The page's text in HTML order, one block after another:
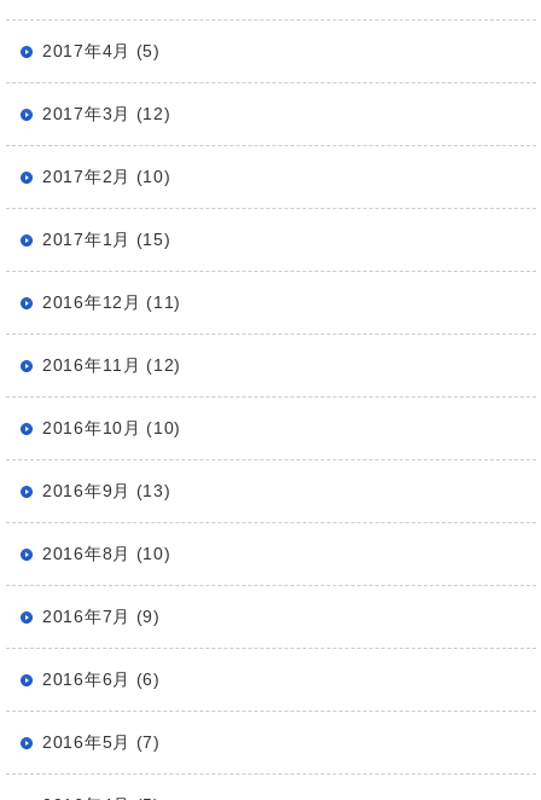
2017年4月 (5)
2017年3月 (12)
2017年2月 (10)
2017年1月 (15)
2016年12月 (11)
2016年11月 (12)
2016年10月 (10)
2016年9月 (13)
2016年8月 (10)
2016年7月 (9)
2016年6月 (6)
2016年5月 (7)